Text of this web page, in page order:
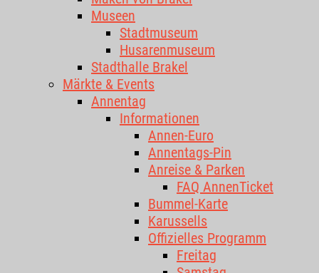
Museen
Stadtmuseum
Husarenmuseum
Stadthalle Brakel
Märkte & Events
Annentag
Informationen
Annen-Euro
Annentags-Pin
Anreise & Parken
FAQ AnnenTicket
Bummel-Karte
Karussells
Offizielles Programm
Freitag